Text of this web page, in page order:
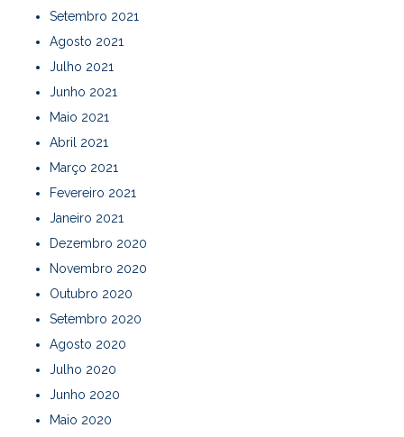
Setembro 2021
Agosto 2021
Julho 2021
Junho 2021
Maio 2021
Abril 2021
Março 2021
Fevereiro 2021
Janeiro 2021
Dezembro 2020
Novembro 2020
Outubro 2020
Setembro 2020
Agosto 2020
Julho 2020
Junho 2020
Maio 2020